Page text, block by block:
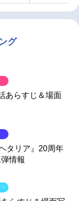
グ
あらすじ＆場面
タリア』20周年
情報
ベ